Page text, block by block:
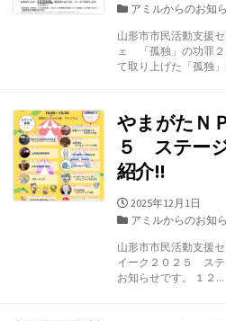
開
カ
ゴ
リ
ー
アミルからのお知
山形市市民活動支援
ェ 「孤独」の功罪２
て取り上げた「孤独」
やまがたＮ
５ ステー
紹介!!
公
開
2025年12月1日
カ
ゴ
リ
ー
アミルからのお知
山形市市民活動支援
イーク２０２５ ステ
お知らせです。 １２...